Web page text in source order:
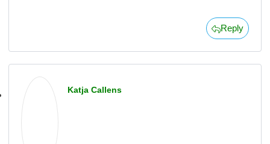
Reply
Katja Callens